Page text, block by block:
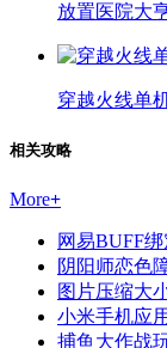
放置医院大
穿越火线单
相关攻略
More+
网易BUFF
阴阳师恋色
图片压缩大
小米手机应
捕鱼大作战